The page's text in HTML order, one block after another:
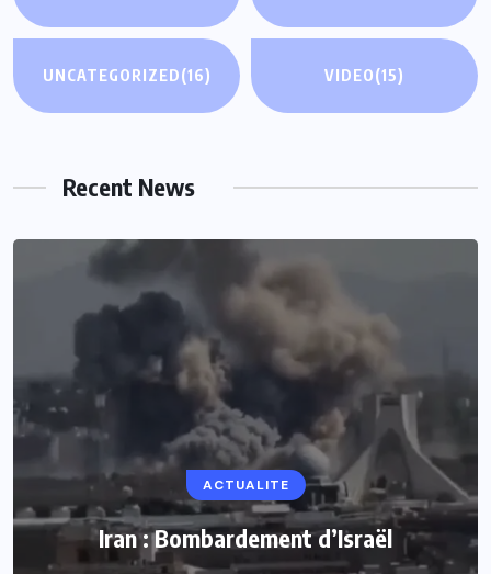
UNCATEGORIZED(16) VIDEO(15)
Recent News
ACTUALITE
Iran : Bombardement d’Israël